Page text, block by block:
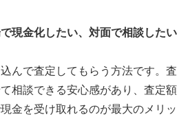
現金化したい、対面で相談したい
んで査定してもらう方法です。査
相談できる安心感があり、査定額
金を受け取れるのが最大のメリッ